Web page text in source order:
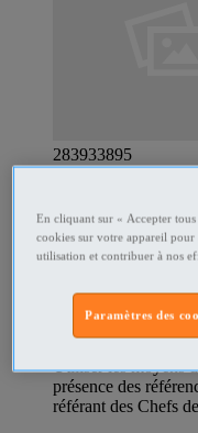
283933895
Nous recherchons
tempérament
des magasins des
Utiliser les moyens
présence des
référant des Chefs
En cliquant sur « Accepter
cookies sur votre appareil
utilisation et contribuer à nos
Paramètres des